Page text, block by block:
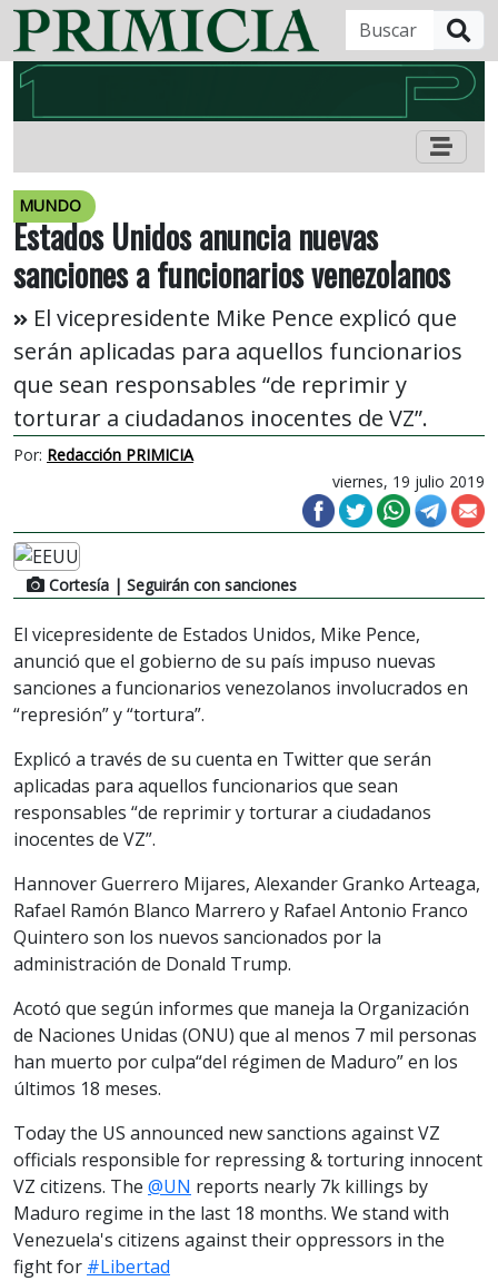
MUNDO
Estados Unidos anuncia nuevas
sanciones a funcionarios venezolanos
El vicepresidente Mike Pence explicó que
serán aplicadas para aquellos funcionarios
que sean responsables “de reprimir y
torturar a ciudadanos inocentes de VZ”.
Por: Redacción PRIMICIA
viernes, 19 julio 2019
Cortesía | Seguirán con sanciones
El vicepresidente de Estados Unidos, Mike Pence,
anunció que el gobierno de su país impuso nuevas
sanciones a funcionarios venezolanos involucrados en
“represión” y “tortura”.
Explicó a través de su cuenta en Twitter que serán
aplicadas para aquellos funcionarios que sean
responsables “de reprimir y torturar a ciudadanos
inocentes de VZ”.
Hannover Guerrero Mijares, Alexander Granko Arteaga,
Rafael Ramón Blanco Marrero y Rafael Antonio Franco
Quintero son los nuevos sancionados por la
administración de Donald Trump.
Acotó que según informes que maneja la Organización
de Naciones Unidas (ONU) que al menos 7 mil personas
han muerto por culpa“del régimen de Maduro” en los
últimos 18 meses.
Today the US announced new sanctions against VZ
officials responsible for repressing & torturing innocent
VZ citizens. The @UN reports nearly 7k killings by
Maduro regime in the last 18 months. We stand with
Venezuela's citizens against their oppressors in the
fight for #Libertad